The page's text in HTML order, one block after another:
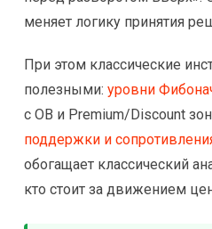
меняет логику принятия
При этом классические
полезными: уровни
с OB и Premium/Discount
поддержки и
обогащает классический
кто стоит за движением